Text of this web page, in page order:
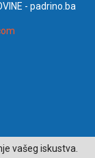
- padrino.ba
vašeg iskustva.